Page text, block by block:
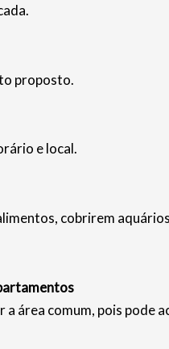
proposto.
e local.
cobrirem
área comum, pois pode